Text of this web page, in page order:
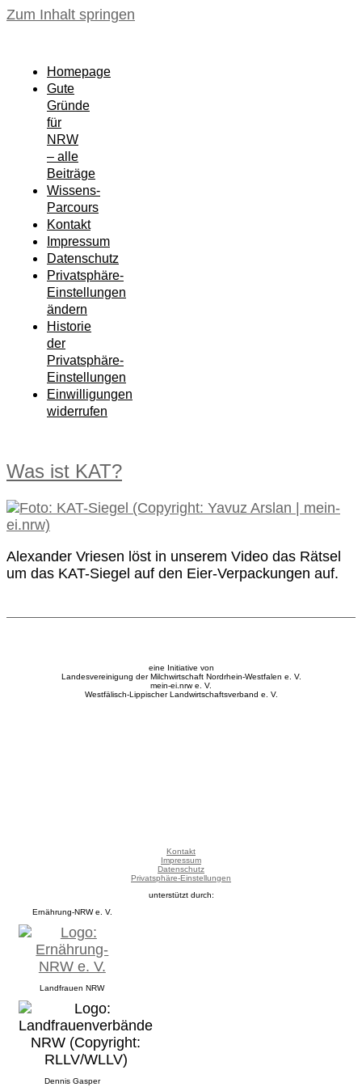
Zum Inhalt springen
Homepage
Gute
Gründe
für
NRW
– alle
Beiträge
Wissens-
Parcours
Kontakt
Impressum
Datenschutz
Privatsphäre-
Einstellungen
ändern
Historie
der
Privatsphäre-
Einstellungen
Einwilligungen
widerrufen
Was ist KAT?
Alexander Vriesen löst in unserem Video das Rätsel
um das KAT-Siegel auf den Eier-Verpackungen auf.
eine Initiative von
Landesvereinigung der Milchwirtschaft Nordrhein-Westfalen e. V.
mein-ei.nrw e. V.
Westfälisch-Lippischer Landwirtschaftsverband e. V.
Kontakt
Impressum
Datenschutz
Privatsphäre-Einstellungen
unterstützt durch:
Ernährung-NRW e. V.
Landfrauen NRW
Dennis Gasper